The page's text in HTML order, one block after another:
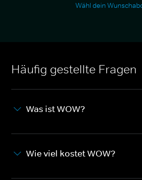
Wähl dein
Häufig gestellte Fragen
Was ist WOW?
Wie viel kostet WOW?